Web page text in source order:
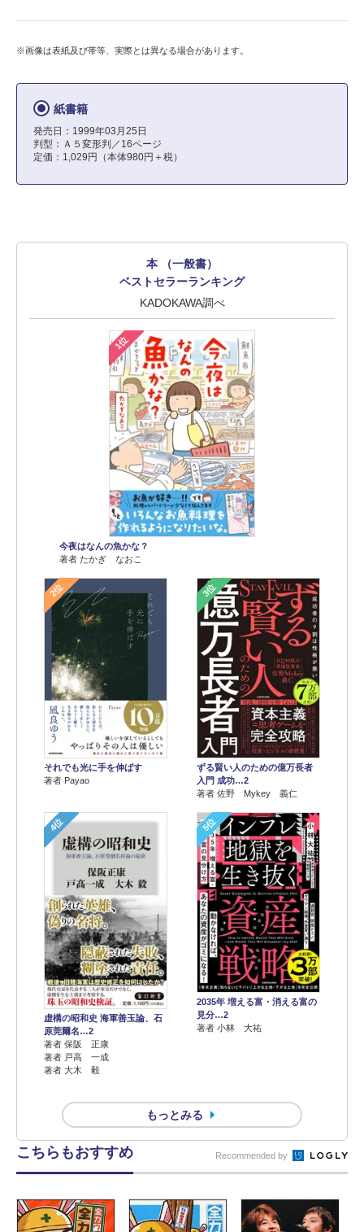
※画像は表紙及び帯等、実際とは異なる場合があります。
紙書籍
発売日：1999年03月25日
判型：Ａ５変形判／16ページ
定価：1,029円（本体980円＋税）
本 （一般書）
ベストセラーランキング
KADOKAWA調べ
1位
今夜はなんの魚かな？
著者 たかぎ なおこ
2位
それでも光に手を伸ばす
著者 Payao
3位
ずる賢い人のための億万長者
入門 成功…2
著者 佐野 Mykey 義仁
4位
虚構の昭和史 海軍善玉論、石
原莞爾名…2
著者 保阪 正康
著者 戸高 一成
著者 大木 毅
5位
2035年 増える富・消える富の
見分…2
著者 小林 大祐
もっとみる
こちらもおすすめ Recommended by